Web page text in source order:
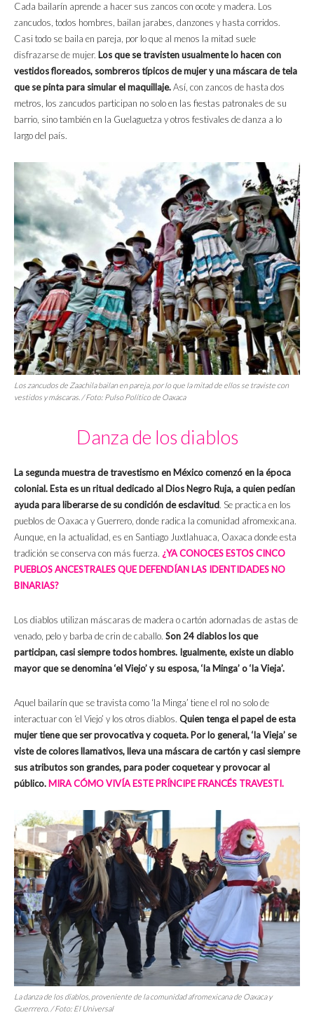
Cada bailarín aprende a hacer sus zancos con ocote y madera. Los
zancudos, todos hombres, bailan jarabes, danzones y hasta corridos.
Casi todo se baila en pareja, por lo que al menos la mitad suele
disfrazarse de mujer. Los que se travisten usualmente lo hacen con
vestidos floreados, sombreros típicos de mujer y una máscara de tela
que se pinta para simular el maquillaje.Así, con zancos de hasta dos
metros, los zancudos participan no solo en las fiestas patronales de su
barrio, sino también en la Guelaguetza y otros festivales de danza a lo
largo del país.
Los zancudos de Zaachila bailan en pareja, por lo que la mitad de ellos se traviste con
vestidos y máscaras. / Foto: Pulso Político de Oaxaca
Danza de los diablos
La segunda muestra de travestismo en México comenzó en la época
colonial. Esta es un ritual dedicado al Dios Negro Ruja, a quien pedían
ayuda para liberarse de su condición de esclavitud. Se practica en los
pueblos de Oaxaca y Guerrero, donde radica la comunidad afromexicana.
Aunque, en la actualidad, es en Santiago Juxtlahuaca, Oaxaca donde esta
tradición se conserva con más fuerza. ¿YA CONOCES ESTOS CINCO
PUEBLOS ANCESTRALES QUE DEFENDÍAN LAS IDENTIDADES NO
BINARIAS?
Los diablos utilizan máscaras de madera o cartón adornadas de astas de
venado, pelo y barba de crin de caballo. Son 24 diablos los que
participan, casi siempre todos hombres. Igualmente, existe un diablo
mayor que se denomina ‘el Viejo’ y su esposa, ‘la Minga’ o ‘la Vieja’.
Aquel bailarín que se travista como ‘la Minga’ tiene el rol no solo de
interactuar con ‘el Viejo’ y los otros diablos. Quien tenga el papel de esta
mujer tiene que ser provocativa y coqueta. Por lo general, ‘la Vieja’ se
viste de colores llamativos, lleva una máscara de cartón y casi siempre
sus atributos son grandes, para poder coquetear y provocar al
público. MIRA CÓMO VIVÍA ESTE PRÍNCIPE FRANCÉS TRAVESTI.
La danza de los diablos, proveniente de la comunidad afromexicana de Oaxaca y
Guerrrero. / Foto: El Universal